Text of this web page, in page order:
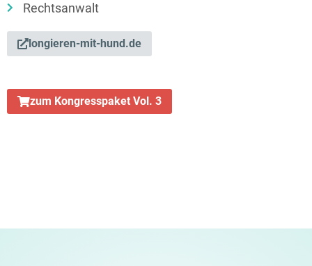
Rechtsanwalt
longieren-mit-hund.de
zum Kongresspaket Vol. 3